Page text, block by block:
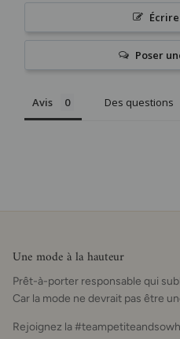
Poser
Avis Des questions
Une mode à la hauteur
Prêt-à-porter responsable qui
Car la mode ne devrait pas être
Rejoignez la